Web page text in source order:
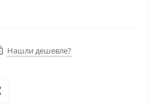
16Гб, Память DDR4 32Gb,
Нашли дешевле?